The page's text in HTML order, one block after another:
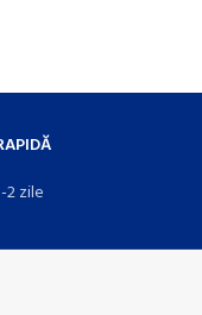
2 zile